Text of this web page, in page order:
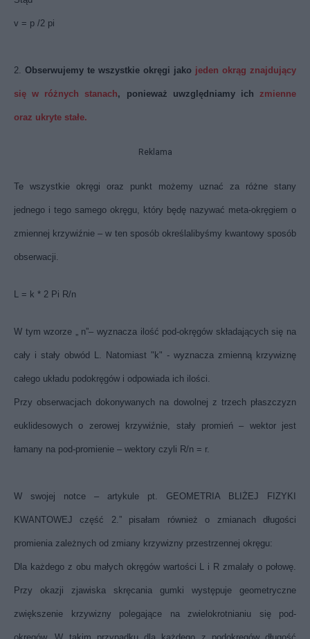
v = p /2 pi
2. Obserwujemy te wszystkie okręgi jako jeden okrąg znajdujący
się w różnych stanach, ponieważ uwzględniamy ichzmienne
oraz ukryte stałe.
Reklama
Te wszystkie okręgi oraz punkt możemy uznać za różne stany
jednego i tego samego okręgu, który będę nazywać meta-okręgiem o
zmiennej krzywiźnie – w ten sposób określalibyśmy kwantowy sposób
obserwacji.
L = k * 2 Pi R/n
W tym wzorze „ n”– wyznacza ilość pod-okręgów składających się na
cały i stały obwód L. Natomiast "k" - wyznacza zmienną krzywiznę
całego układu podokręgów i odpowiada ich ilości.
Przy obserwacjach dokonywanych na dowolnej z trzech płaszczyzn
euklidesowych o zerowej krzywiźnie, stały promień – wektor jest
łamany na pod-promienie – wektory czyli R/n = r.
W swojej notce – artykule pt. GEOMETRIA BLIŻEJ FIZYKI
KWANTOWEJ część 2.” pisałam również o zmianach długości
promienia zależnych od zmiany krzywizny przestrzennej okręgu:
Dla każdego z obu małych okręgów wartości L i R zmalały o połowę.
Przy okazji zjawiska skręcania gumki występuje geometryczne
zwiększenie krzywizny polegające na zwielokrotnianiu się pod-